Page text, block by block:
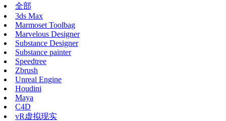
全部
3ds Max
Marmoset Toolbag
Marvelous Designer
Substance Designer
Substance painter
Speedtree
Zbrush
Unreal Engine
Houdini
Maya
C4D
vR虚拟现实